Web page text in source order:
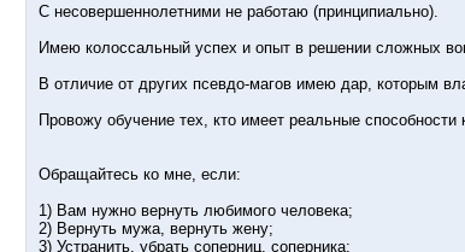
С несовершеннолетними не работаю (принципиально).
Имею колоссальный успех и опыт в решении сложных
В отличие от других псевдо-магов имею дар, которым
Провожу обучение тех, кто имеет реальные способности
Обращайтесь ко мне, если:
1) Вам нужно вернуть любимого человека;
2) Вернуть мужа, вернуть жену;
3) Устранить, убрать соперниц, соперника;